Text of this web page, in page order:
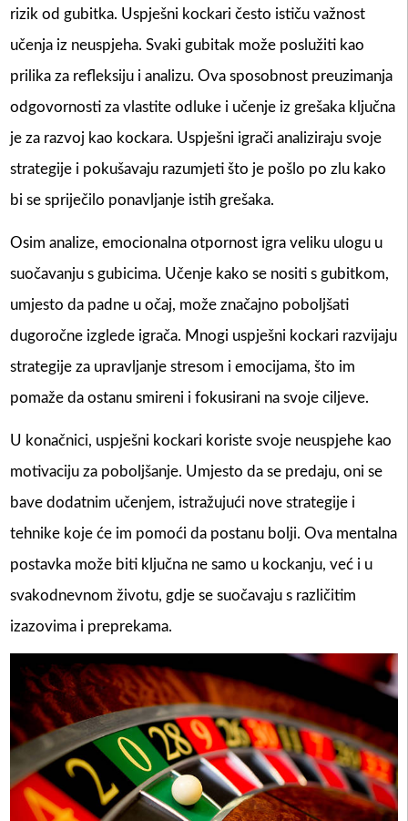
rizik od gubitka. Uspješni kockari često ističu važnost
učenja iz neuspjeha. Svaki gubitak može poslužiti kao
prilika za refleksiju i analizu. Ova sposobnost preuzimanja
odgovornosti za vlastite odluke i učenje iz grešaka ključna
je za razvoj kao kockara. Uspješni igrači analiziraju svoje
strategije i pokušavaju razumjeti što je pošlo po zlu kako
bi se spriječilo ponavljanje istih grešaka.
Osim analize, emocionalna otpornost igra veliku ulogu u
suočavanju s gubicima. Učenje kako se nositi s gubitkom,
umjesto da padne u očaj, može značajno poboljšati
dugoročne izglede igrača. Mnogi uspješni kockari razvijaju
strategije za upravljanje stresom i emocijama, što im
pomaže da ostanu smireni i fokusirani na svoje ciljeve.
U konačnici, uspješni kockari koriste svoje neuspjehe kao
motivaciju za poboljšanje. Umjesto da se predaju, oni se
bave dodatnim učenjem, istražujući nove strategije i
tehnike koje će im pomoći da postanu bolji. Ova mentalna
postavka može biti ključna ne samo u kockanju, već i u
svakodnevnom životu, gdje se suočavaju s različitim
izazovima i preprekama.